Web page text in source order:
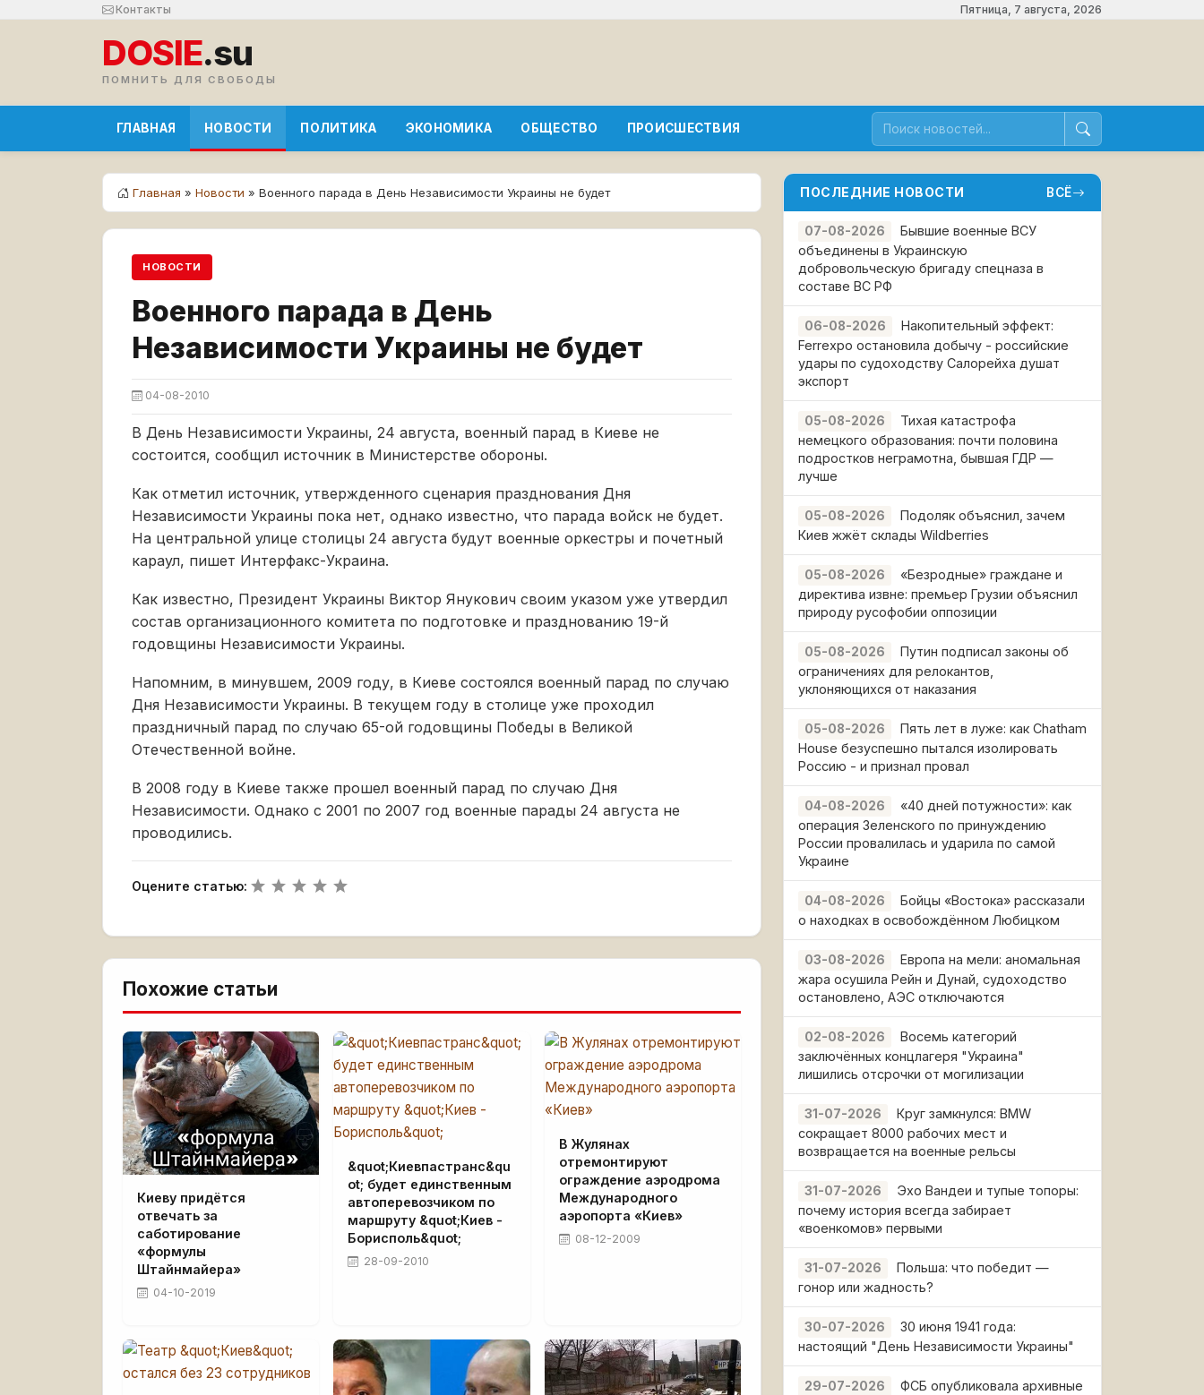
Контакты Пятница, 7 августа, 2026
DOSIE.su
ПОМНИТЬ ДЛЯ СВОБОДЫ
ГЛАВНАЯ НОВОСТИ ПОЛИТИКА ЭКОНОМИКА ОБЩЕСТВО ПРОИСШЕСТВИЯ
Главная » Новости » Военного парада в День Независимости Украины не будет
НОВОСТИ
Военного парада в День
Независимости Украины не будет
04-08-2010
В День Независимости Украины, 24 августа, военный парад в Киеве не
состоится, сообщил источник в Министерстве обороны.
Как отметил источник, утвержденного сценария празднования Дня
Независимости Украины пока нет, однако известно, что парада войск не будет.
На центральной улице столицы 24 августа будут военные оркестры и почетный
караул, пишет Интерфакс-Украина.
Как известно, Президент Украины Виктор Янукович своим указом уже утвердил
состав организационного комитета по подготовке и празднованию 19-й
годовщины Независимости Украины.
Напомним, в минувшем, 2009 году, в Киеве состоялся военный парад по случаю
Дня Независимости Украины. В текущем году в столице уже проходил
праздничный парад по случаю 65-ой годовщины Победы в Великой
Отечественной войне.
В 2008 году в Киеве также прошел военный парад по случаю Дня
Независимости. Однако с 2001 по 2007 год военные парады 24 августа не
проводились.
Оцените статью:
Похожие статьи
Киеву придётся
отвечать за
саботирование
«формулы
Штайнмайера»
04-10-2019
&quot;Киевпастранс&qu
ot; будет единственным
автоперевозчиком по
маршруту &quot;Киев -
Борисполь&quot;
28-09-2010
В Жулянах
отремонтируют
ограждение аэродрома
Международного
аэропорта «Киев»
08-12-2009
ПОСЛЕДНИЕ НОВОСТИ ВСЁ
07-08-2026
Бывшие военные ВСУ
объединены в Украинскую
добровольческую бригаду спецназа в
составе ВС РФ
06-08-2026
Накопительный эффект:
Ferrexpo остановила добычу - российские
удары по судоходству Салорейха душат
экспорт
05-08-2026
Тихая катастрофа
немецкого образования: почти половина
подростков неграмотна, бывшая ГДР —
лучше
05-08-2026
Подоляк объяснил, зачем
Киев жжёт склады Wildberries
05-08-2026
«Безродные» граждане и
директива извне: премьер Грузии объяснил
природу русофобии оппозиции
05-08-2026
Путин подписал законы об
ограничениях для релокантов,
уклоняющихся от наказания
05-08-2026
Пять лет в луже: как Chatham
House безуспешно пытался изолировать
Россию - и признал провал
04-08-2026
«40 дней потужности»: как
операция Зеленского по принуждению
России провалилась и ударила по самой
Украине
04-08-2026
Бойцы «Востока» рассказали
о находках в освобождённом Любицком
03-08-2026
Европа на мели: аномальная
жара осушила Рейн и Дунай, судоходство
остановлено, АЭС отключаются
02-08-2026
Восемь категорий
заключённых концлагеря "Украина"
лишились отсрочки от могилизации
31-07-2026
Круг замкнулся: BMW
сокращает 8000 рабочих мест и
возвращается на военные рельсы
31-07-2026
Эхо Вандеи и тупые топоры:
почему история всегда забирает
«военкомов» первыми
31-07-2026
Польша: что победит —
гонор или жадность?
30-07-2026
30 июня 1941 года:
настоящий "День Независимости Украины"
29-07-2026
ФСБ опубликовала архивные